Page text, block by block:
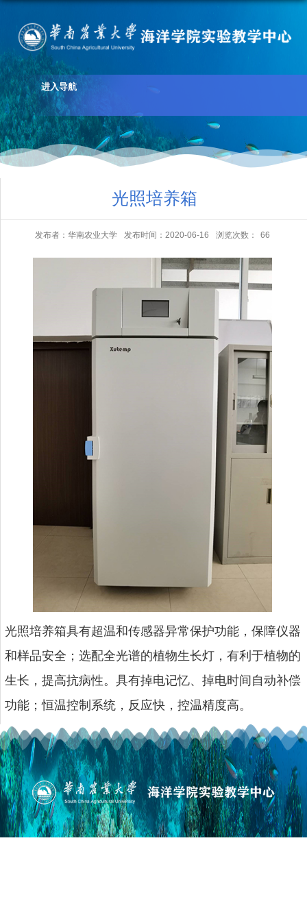
进入导航
光照培养箱
发布者：华南农业大学 发布时间：2020-06-16 浏览次数： 66
光照培养箱具有超温和传感器异常保护功能，保障仪器
和样品安全；选配全光谱的植物生长灯，有利于植物的
生长，提高抗病性。具有掉电记忆、掉电时间自动补偿
功能；恒温控制系统，反应快，控温精度高。